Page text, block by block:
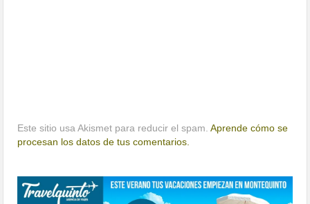
Este sitio usa Akismet para reducir el spam.Aprende cómo se
procesan los datos de tus comentarios.